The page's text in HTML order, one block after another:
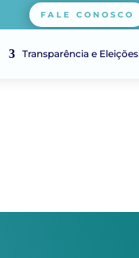
FALE CONOSCO
Transparência e Eleições